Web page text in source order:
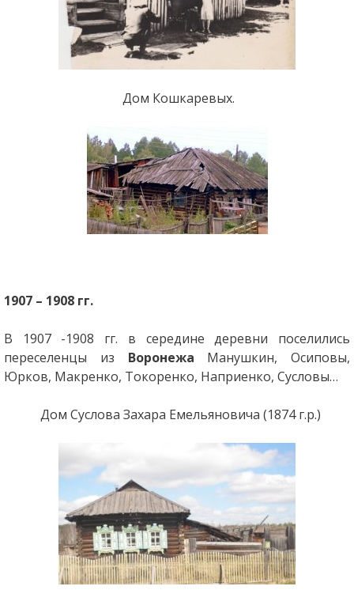
Дом Кошкаревых.
1907 – 1908 гг.
В 1907 -1908 гг. в середине деревни поселились
переселенцы из Воронежа Манушкин, Осиповы,
Юрков, Макренко, Токоренко, Наприенко, Сусловы…
Дом Суслова Захара Емельяновича (1874 г.р.)